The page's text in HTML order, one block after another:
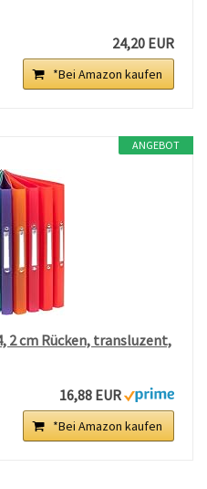
24,20 EUR
*Bei Amazon kaufen
ANGEBOT
2 cm Rücken, transluzent,
16,88 EUR
*Bei Amazon kaufen